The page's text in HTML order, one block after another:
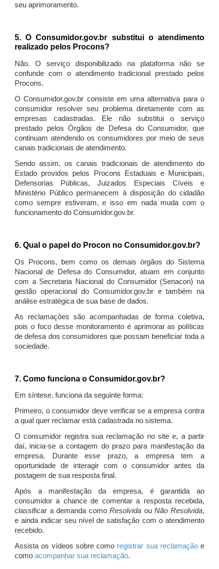
seu aprimoramento.
5. O Consumidor.gov.br substitui o atendimento
realizado pelos Procons?
Não. O serviço disponibilizado na plataforma não se
confunde com o atendimento tradicional prestado pelos
Procons.
O Consumidor.gov.br consiste em uma alternativa para o
consumidor resolver seu problema diretamente com as
empresas cadastradas. Ele não substitui o serviço
prestado pelos Órgãos de Defesa do Consumidor, que
continuam atendendo os consumidores por meio de seus
canais tradicionais de atendimento.
Sendo assim, os canais tradicionais de atendimento do
Estado providos pelos Procons Estaduais e Municipais,
Defensorias Públicas, Juizados Especiais Cíveis e
Ministério Público permanecem à disposição do cidadão
como sempre estiveram, e isso em nada muda com o
funcionamento do Consumidor.gov.br.
6. Qual o papel do Procon no Consumidor.gov.br?
Os Procons, bem como os demais órgãos do Sistema
Nacional de Defesa do Consumidor, atuam em conjunto
com a Secretaria Nacional do Consumidor (Senacon) na
gestão operacional do Consumidor.gov.br e também na
análise estratégica de sua base de dados.
As reclamações são acompanhadas de forma coletiva,
pois o foco desse monitoramento é aprimorar as políticas
de defesa dos consumidores que possam beneficiar toda a
sociedade.
7. Como funciona o Consumidor.gov.br?
Em síntese, funciona da seguinte forma:
Primeiro, o consumidor deve verificar se a empresa contra
a qual quer reclamar está cadastrada no sistema.
O consumidor registra sua reclamação no site e, a partir
daí, inicia-se a contagem do prazo para manifestação da
empresa. Durante esse prazo, a empresa tem a
oportunidade de interagir com o consumidor antes da
postagem de sua resposta final.
Após a manifestação da empresa, é garantida ao
consumidor a chance de comentar a resposta recebida,
classificar a demanda comoResolvida ouNão Resolvida,
e ainda indicar seu nível de satisfação com o atendimento
recebido.
Assista os vídeos sobre como registrar sua reclamaçãoe
como acompanhar sua reclamação.